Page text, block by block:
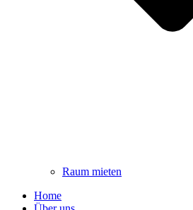
Raum mieten
Home